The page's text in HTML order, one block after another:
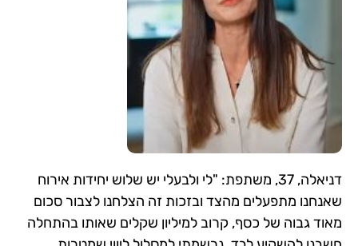
דניאלה, 37, משתפת: "לי ולבעלי יש שלוש יחידות אירוח
שאנחנו מתפעלים מהצד ובזכות זה הצלחנו לצבור סכום
מאוד גבוה של כסף, קרוב למיליון שקלים שאותו בהתחלה